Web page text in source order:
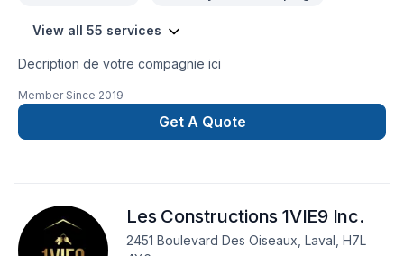
View all 55 services
Decription de votre compagnie ici
Member Since 2019
Get A Quote
Les Constructions 1VIE9 Inc.
2451 Boulevard Des Oiseaux, Laval, H7L